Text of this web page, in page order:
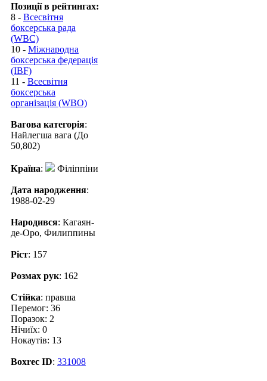
Позиції в рейтингах:
8 - Всесвітня
боксерська рада
(WBC)
10 - Міжнародна
боксерська федерація
(IBF)
11 - Всесвітня
боксерська
організація (WBO)
Вагова категорія:
Найлегша вага (До
50,802)
Країна: Філіппіни
Дата народження:
1988-02-29
Народився: Кагаян-
де-Оро, Филиппины
Ріст: 157
Розмах рук: 162
Стійка: правша
Перемог: 36
Поразок: 2
Нічиїх: 0
Нокаутів: 13
Boxrec ID: 331008